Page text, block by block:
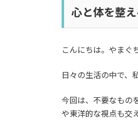
心と体を整
こんにちは。やまぐ
日々の生活の中で、
今回は、不要なもの
や東洋的な視点も交